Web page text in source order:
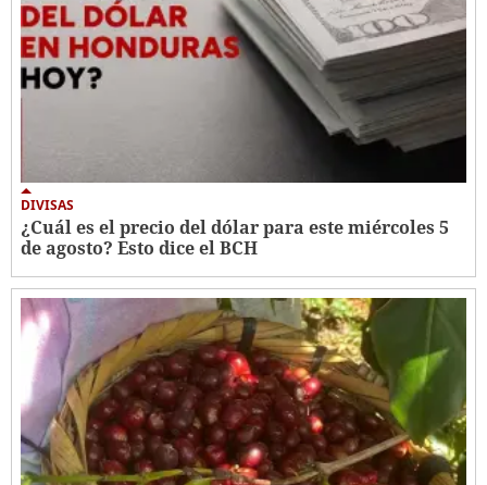
DIVISAS
¿Cuál es el precio del dólar para este miércoles 5
de agosto? Esto dice el BCH